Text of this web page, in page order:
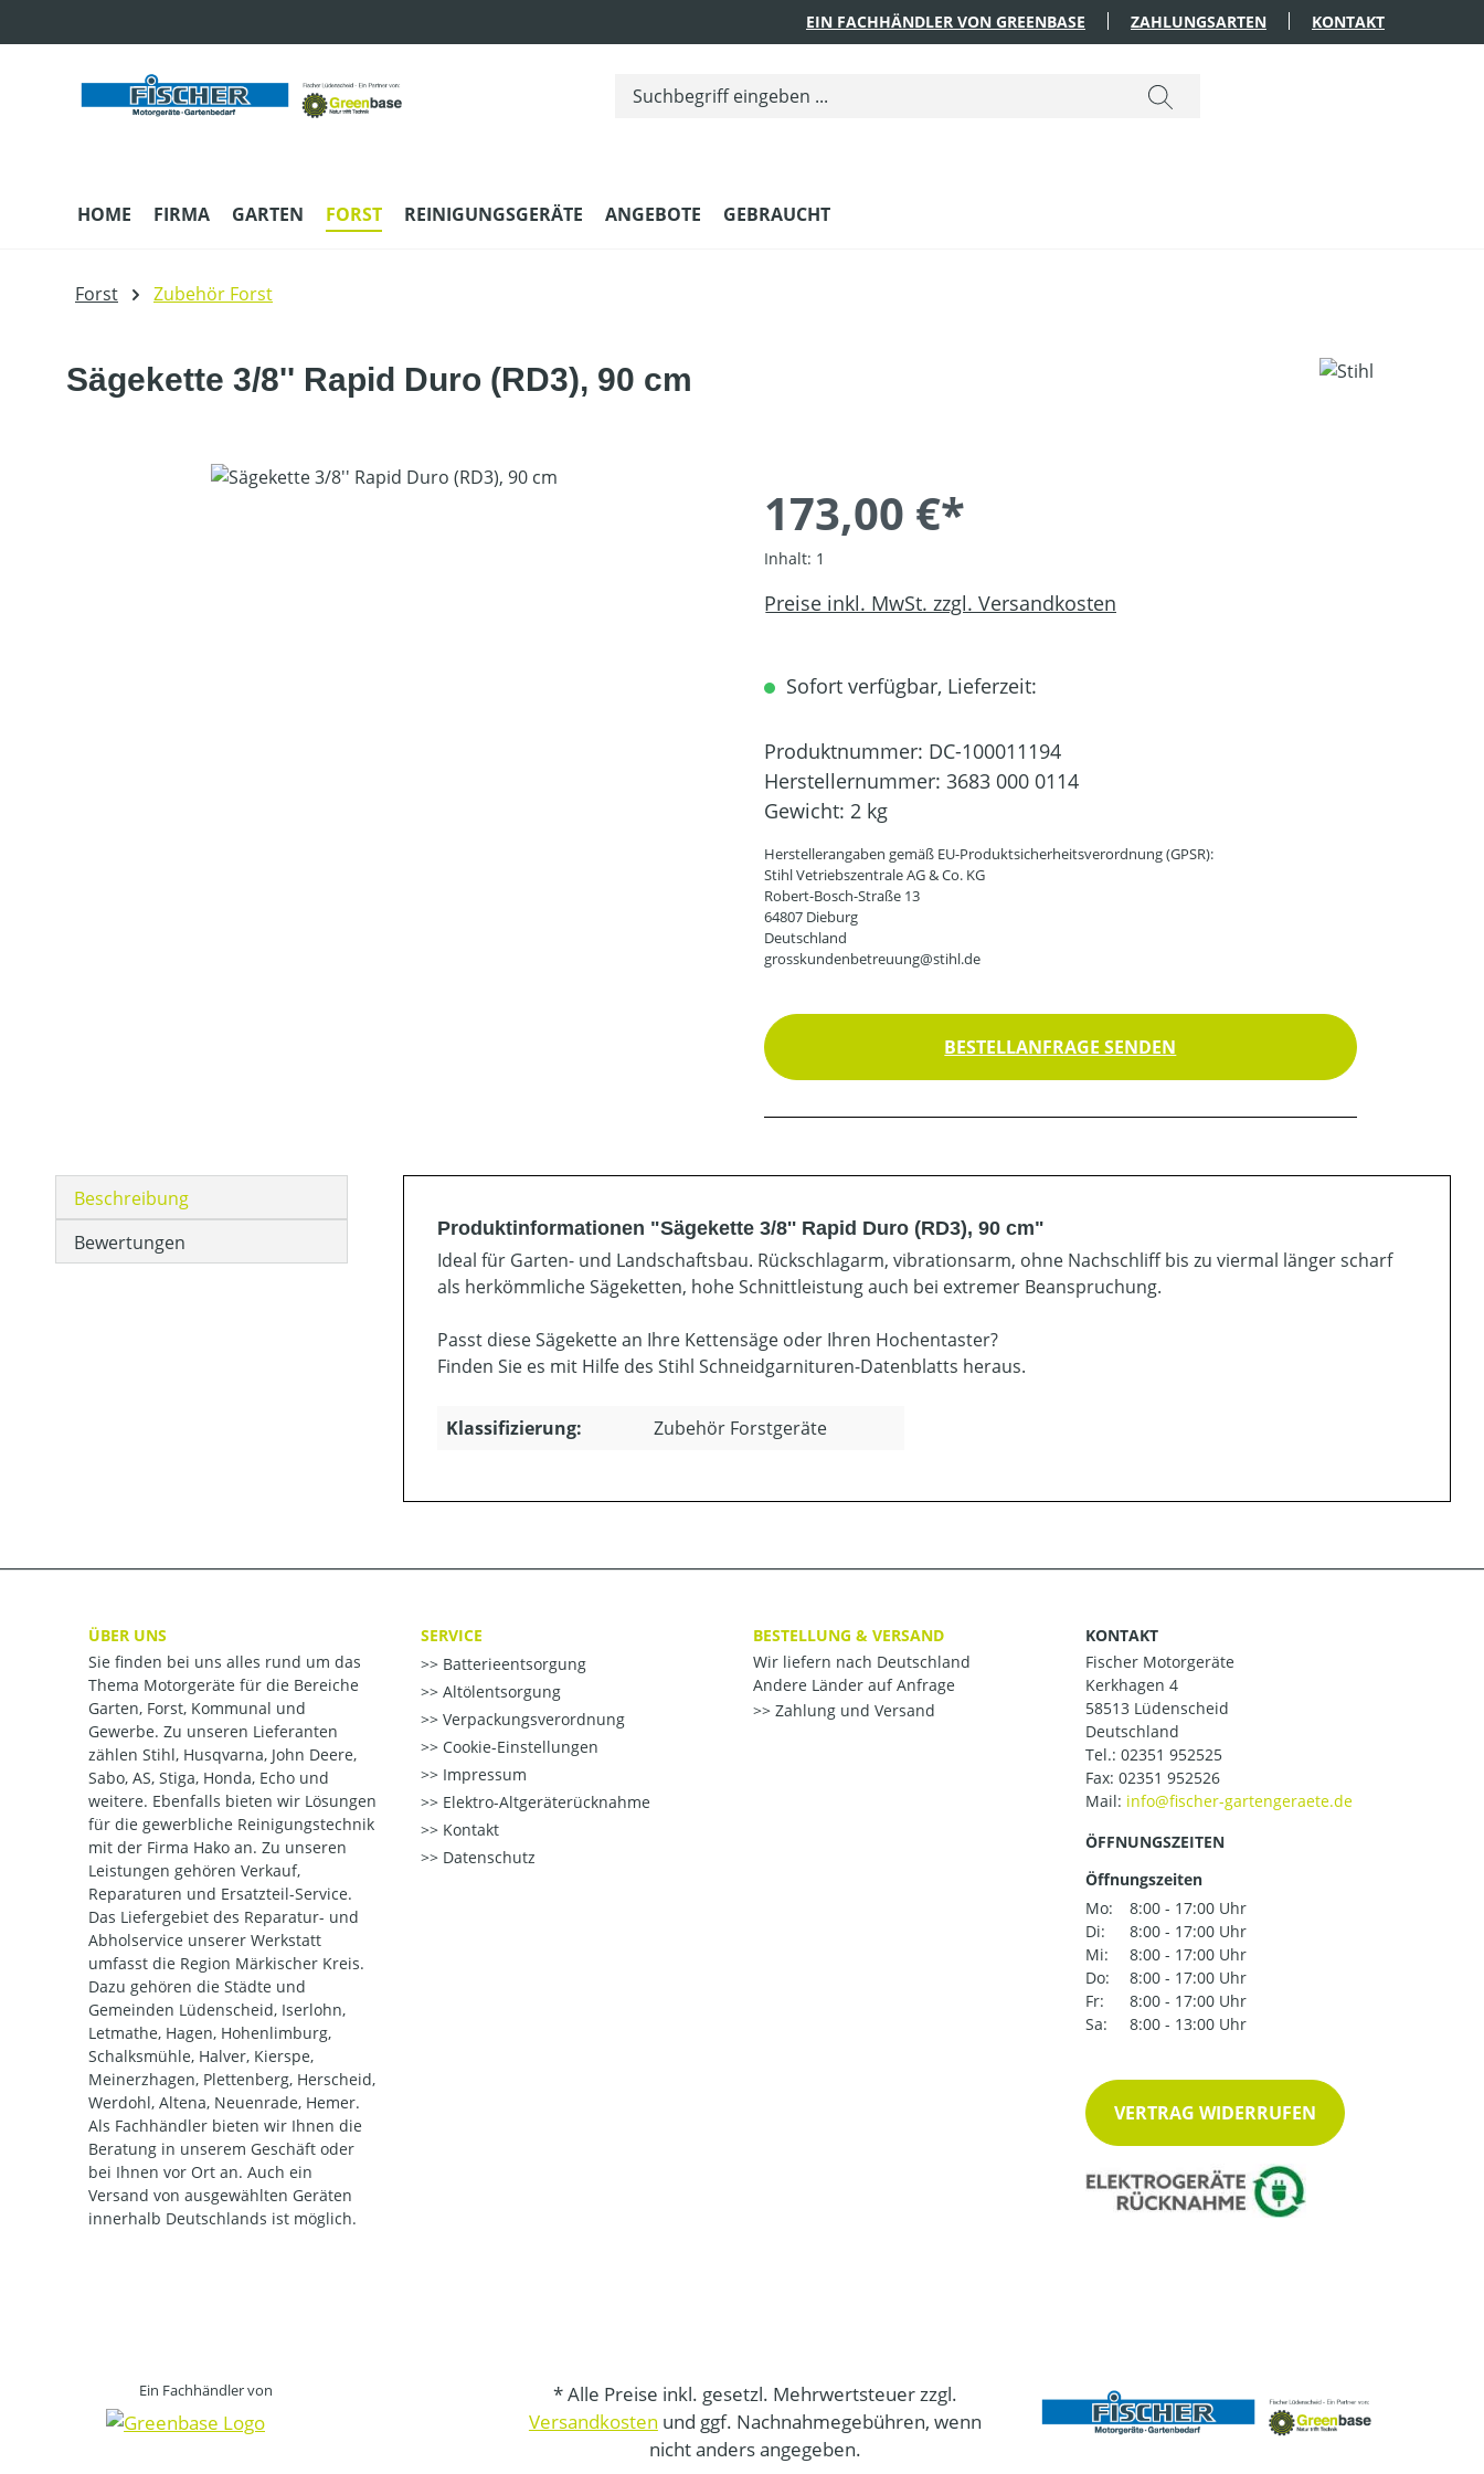
EIN FACHHÄNDLER VON GREENBASE ZAHLUNGSARTEN KONTAKT
HOME FIRMA GARTEN FORST REINIGUNGSGERÄTE ANGEBOTE GEBRAUCHT
Forst Zubehör Forst
Sägekette 3/8'' Rapid Duro (RD3), 90 cm
Bildergalerie überspringen
173,00 €*
Inhalt: 1
Preise inkl. MwSt. zzgl. Versandkosten
Sofort verfügbar, Lieferzeit:
Produktnummer: DC-100011194
Herstellernummer: 3683 000 0114
Gewicht: 2 kg
Herstellerangaben gemäß EU-Produktsicherheitsverordnung (GPSR):
Stihl Vetriebszentrale AG & Co. KG
Robert-Bosch-Straße 13
64807 Dieburg
Deutschland
grosskundenbetreuung@stihl.de
BESTELLANFRAGE SENDEN
Beschreibung
Bewertungen
Produktinformationen "Sägekette 3/8'' Rapid Duro (RD3), 90 cm"
Ideal für Garten- und Landschaftsbau. Rückschlagarm, vibrationsarm, ohne Nachschliff bis zu viermal länger scharf
als herkömmliche Sägeketten, hohe Schnittleistung auch bei extremer Beanspruchung.
Passt diese Sägekette an Ihre Kettensäge oder Ihren Hochentaster?
Finden Sie es mit Hilfe des Stihl Schneidgarnituren-Datenblatts heraus.
Klassifizierung: Zubehör Forstgeräte
ÜBER UNS
Sie finden bei uns alles rund um das
Thema Motorgeräte für die Bereiche
Garten, Forst, Kommunal und
Gewerbe. Zu unseren Lieferanten
zählen Stihl, Husqvarna, John Deere,
Sabo, AS, Stiga, Honda, Echo und
weitere. Ebenfalls bieten wir Lösungen
für die gewerbliche Reinigungstechnik
mit der Firma Hako an. Zu unseren
Leistungen gehören Verkauf,
Reparaturen und Ersatzteil-Service.
Das Liefergebiet des Reparatur- und
Abholservice unserer Werkstatt
umfasst die Region Märkischer Kreis.
Dazu gehören die Städte und
Gemeinden Lüdenscheid, Iserlohn,
Letmathe, Hagen, Hohenlimburg,
Schalksmühle, Halver, Kierspe,
Meinerzhagen, Plettenberg, Herscheid,
Werdohl, Altena, Neuenrade, Hemer.
Als Fachhändler bieten wir Ihnen die
Beratung in unserem Geschäft oder
bei Ihnen vor Ort an. Auch ein
Versand von ausgewählten Geräten
innerhalb Deutschlands ist möglich.
SERVICE
Batterieentsorgung
Altölentsorgung
Verpackungsverordnung
Cookie-Einstellungen
Impressum
Elektro-Altgeräterücknahme
Kontakt
Datenschutz
BESTELLUNG & VERSAND
Wir liefern nach Deutschland
Andere Länder auf Anfrage
Zahlung und Versand
KONTAKT
Fischer Motorgeräte
Kerkhagen 4
58513 Lüdenscheid
Deutschland
Tel.: 02351 952525
Fax: 02351 952526
Mail:
ÖFFNUNGSZEITEN
Öffnungszeiten
Mo:
8:00 - 17:00 Uhr
Di:
8:00 - 17:00 Uhr
Mi:
8:00 - 17:00 Uhr
Do:
8:00 - 17:00 Uhr
Fr:
8:00 - 17:00 Uhr
Sa:
8:00 - 13:00 Uhr
VERTRAG WIDERRUFEN
Ein Fachhändler von
* Alle Preise inkl. gesetzl. Mehrwertsteuer zzgl.
Versandkosten und ggf. Nachnahmegebühren, wenn
nicht anders angegeben.